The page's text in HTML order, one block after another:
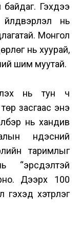
байдаг. Гэхдээ
нь
Монгол
нь хуурай,
шим муутай.
нь тун ч
засгаас энэ
нь хандив
үндэсний
таримлыг
“эрсдэлтэй
Дээрх 100
хэтрүүлэг